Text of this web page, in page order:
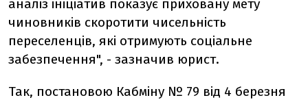
аналіз ініціатив показує приховану мету
чиновників скоротити чисельність
переселенців, які отримують соціальне
забезпечення", - зазначив юрист.
Так, постановою Кабміну № 79 від 4 березня